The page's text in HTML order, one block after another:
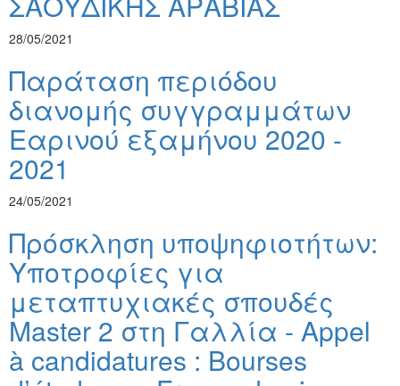
28/05/2021
Παράταση περιόδου
διανομής συγγραμμάτων
Εαρινού εξαμήνου 2020 -
2021
24/05/2021
Πρόσκληση υποψηφιοτήτων:
Υποτροφίες για
μεταπτυχιακές σπουδές
Master 2 στη Γαλλία - Appel
à candidatures : Bourses